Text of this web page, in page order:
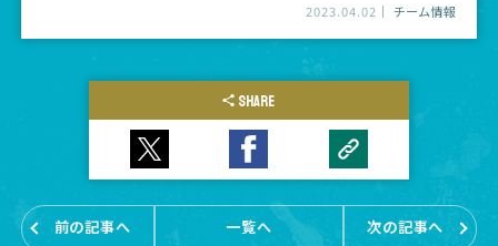
2023.04.02 チーム情報
SHARE
前の記事へ 一覧へ 次の記事へ